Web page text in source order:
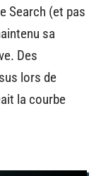
Search (et pas
sa
Des
lors de
la courbe